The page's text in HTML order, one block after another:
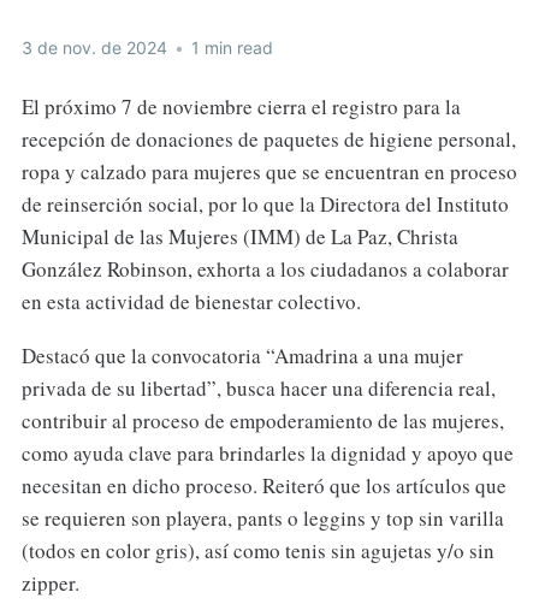
3 de nov. de 2024 • 1 min read
El próximo 7 de noviembre cierra el registro para la
recepción de donaciones de paquetes de higiene personal,
ropa y calzado para mujeres que se encuentran en proceso
de reinserción social, por lo que la Directora del Instituto
Municipal de las Mujeres (IMM) de La Paz, Christa
González Robinson, exhorta a los ciudadanos a colaborar
en esta actividad de bienestar colectivo.
Destacó que la convocatoria “Amadrina a una mujer
privada de su libertad”, busca hacer una diferencia real,
contribuir al proceso de empoderamiento de las mujeres,
como ayuda clave para brindarles la dignidad y apoyo que
necesitan en dicho proceso. Reiteró que los artículos que
se requieren son playera, pants o leggins y top sin varilla
(todos en color gris), así como tenis sin agujetas y/o sin
zipper.